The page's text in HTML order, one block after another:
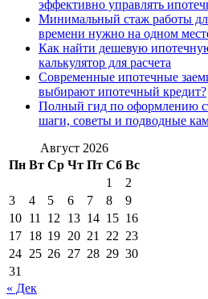
эффективно управлять
Минимальный стаж работы
времени нужно на одном
Как найти дешевую
калькулятор для расчета
Современные ипотечные
выбирают ипотечный кредит?
Полный гид по оформлению
шаги, советы и подводные
Август 2026
Пн Вт Ср Чт Пт Сб Вс
1
2
3
4 5 6 7 8
9
10 11 12 13 14 15 16
17 18 19 20 21 22 23
24 25 26 27 28 29 30
31
« Дек